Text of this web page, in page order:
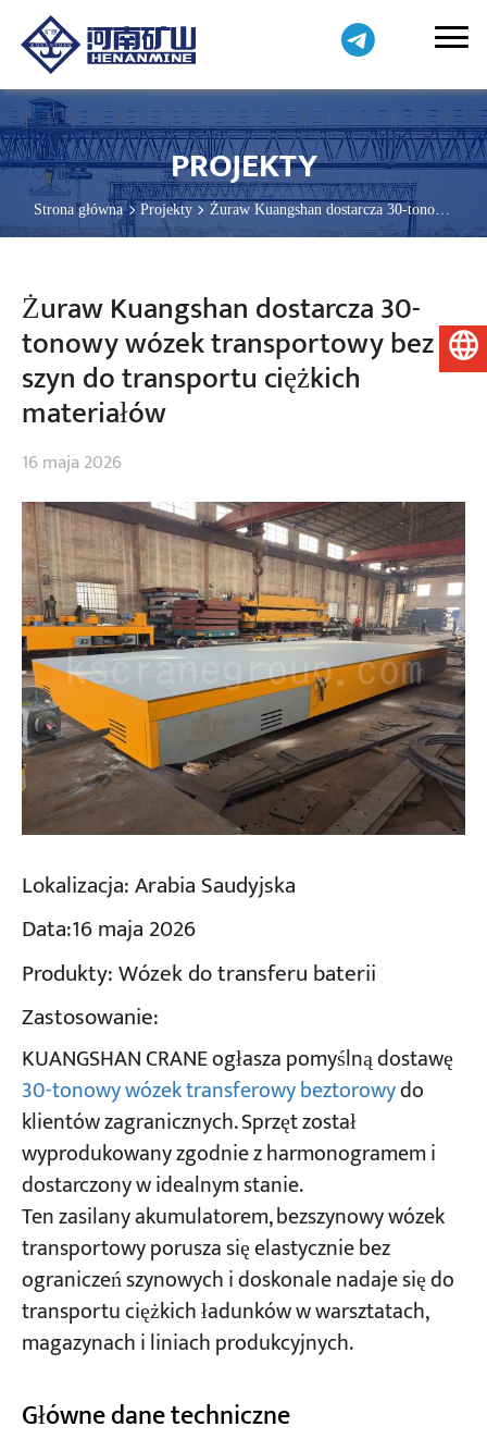
Blogi
Aktualności
Aplikacje
O nas
Skontaktuj się z nami
PROJEKTY
Strona główna Projekty
Żuraw Kuangshan dostarcza 30-tonowy
wózek transportowy bez szyn do transportu ciężkich materiałów
Żuraw Kuangshan dostarcza 30-
tonowy wózek transportowy bez
szyn do transportu ciężkich
materiałów
16 maja 2026
Lokalizacja:Arabia Saudyjska
Data:16 maja 2026
Produkty:Wózek do transferu baterii
Zastosowanie:
KUANGSHAN CRANE ogłasza pomyślną dostawę
30-tonowy wózek transferowy beztorowydo
klientów zagranicznych. Sprzęt został
wyprodukowany zgodnie z harmonogramem i
dostarczony w idealnym stanie.
Ten zasilany akumulatorem, bezszynowy wózek
transportowy porusza się elastycznie bez
ograniczeń szynowych i doskonale nadaje się do
transportu ciężkich ładunków w warsztatach,
magazynach i liniach produkcyjnych.
Główne dane techniczne
Polski